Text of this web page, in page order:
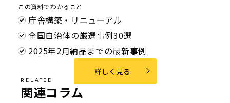
この資料でわかること
庁舎構築・リニューアル
全国自治体の厳選事例30選
2025年2月納品までの最新事例
詳しく見る
関連コラム